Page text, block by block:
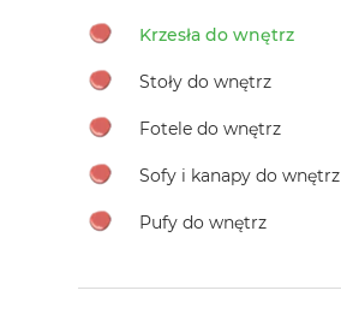
Krzesła do wnętrz
Stoły do wnętrz
Fotele do wnętrz
Sofy i kanapy do wnętrz
Pufy do wnętrz